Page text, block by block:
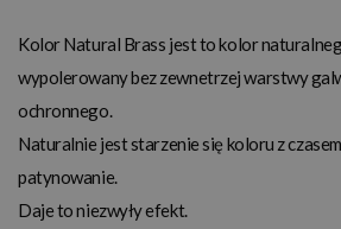
Kolor Natural Brass jest to kolor
wypolerowany bez zewnetrzej warstwy
ochronnego.
Naturalnie jest starzenie się koloru z
patynowanie.
Daje to niezwyły efekt.